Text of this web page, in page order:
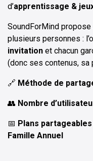
d’apprentissage &
SoundForMind
plusieurs personnes :
invitation et chacun
(donc ses contenus,
🔗 Méthode de
👥 Nombre
📅 Plans
Famille Annuel